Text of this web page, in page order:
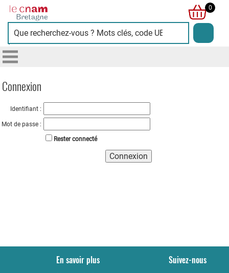
Cnam
Bretagne
0
Connexion
Identifiant :
Mot de passe :
Rester connecté
En savoir plus Suivez-nous